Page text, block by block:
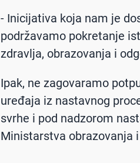
- Inicijativa koja nam je
podržavamo pokretanje
zdravlja, obrazovanja i
Ipak, ne zagovaramo
uređaja iz nastavnog
svrhe i pod nadzorom
Ministarstva obrazovanja i